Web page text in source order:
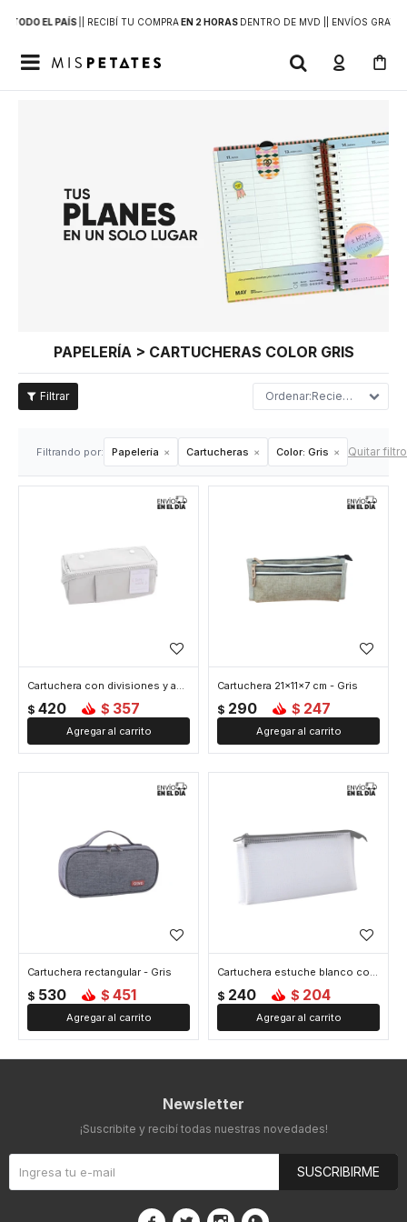
TODO EL PAÍS | RECIBÍ TU COMPRAEN 2 HORAS DENTRO DE MVD | | ENVÍOS GRATIS

PAPELERÍA > CARTUCHERAS COLOR GRIS
Recientes
Filtrando por: Papelería Cartucheras Color: Gris Quitar
Cartuchera con divisiones y apertura completa - Gris
$ 420 $ 357
Cartuchera 21x11x7 cm - Gris
$ 290 $ 247
Cartuchera rectangular - Gris
$ 530 $ 451
Cartuchera estuche blanco con cierre - Gris
$ 240 $ 204
Newsletter
¡Suscribite y recibí todas nuestras novedades!
SUSCRIBIRME